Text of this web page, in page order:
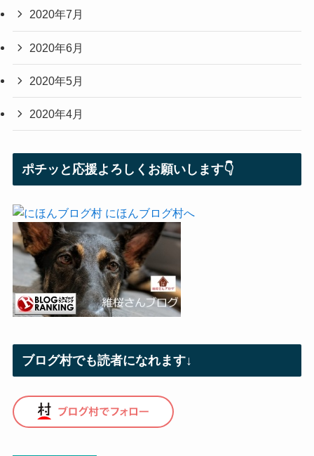
2020年7月
2020年6月
2020年5月
2020年4月
ポチッと応援よろしくお願いします👇
ブログ村でも読者になれます↓